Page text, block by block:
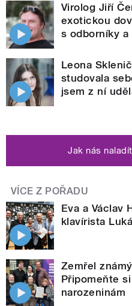
Virolog Jiří
exotickou
s odborníky
Leona
studovala
jsem z ní
Jak nás
VÍCE Z POŘADU
Eva a Václav
klavírista
Zemřel
Připomeňte
narozeninám